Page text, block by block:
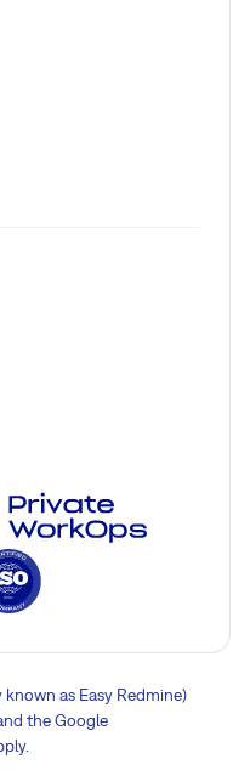
as Easy Redmine)
the Google